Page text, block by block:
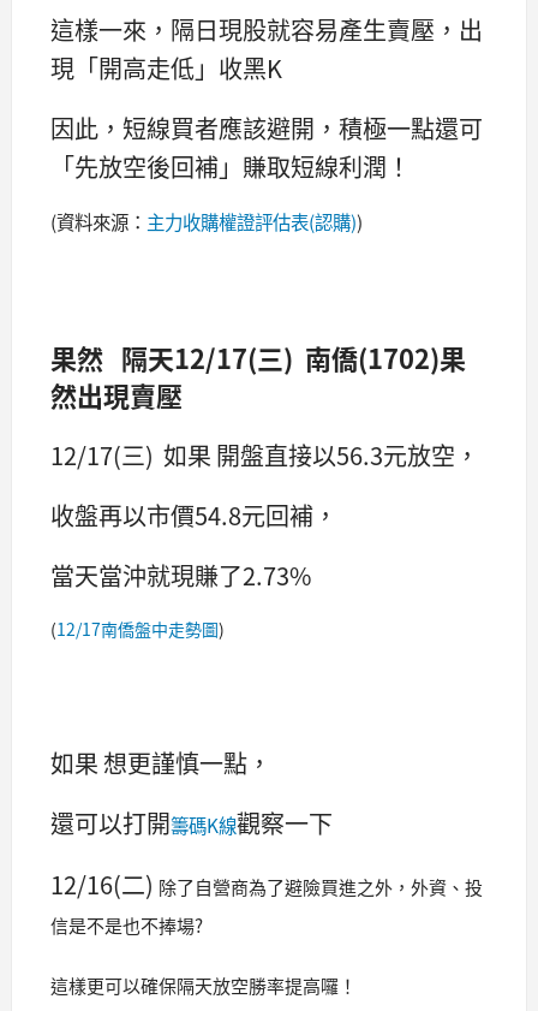
這樣一來，隔日現股就容易產生賣壓，出
現「開高走低」收黑K
因此，短線買者應該避開，積極一點還可
「先放空後回補」賺取短線利潤！
(資料來源： 主力收購權證評估表(認購))
果然 隔天12/17(三) 南僑(1702)果
然出現賣壓
12/17(三) 如果 開盤直接以56.3元放空，
收盤再以市價54.8元回補，
當天當沖就現賺了2.73%
(12/17南僑盤中走勢圖)
如果 想更謹慎一點，
還可以打開籌碼K線觀察一下
12/16(二) 除了自營商為了避險買進之外， 外資、投
信是不是也不捧場?
這樣更可以確保隔天放空勝率提高囉！